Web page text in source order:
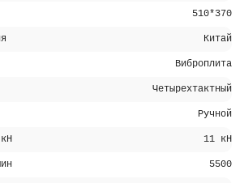
510*370
Китай
Виброплита
Четырехтактный
Ручной
11 кН
5500